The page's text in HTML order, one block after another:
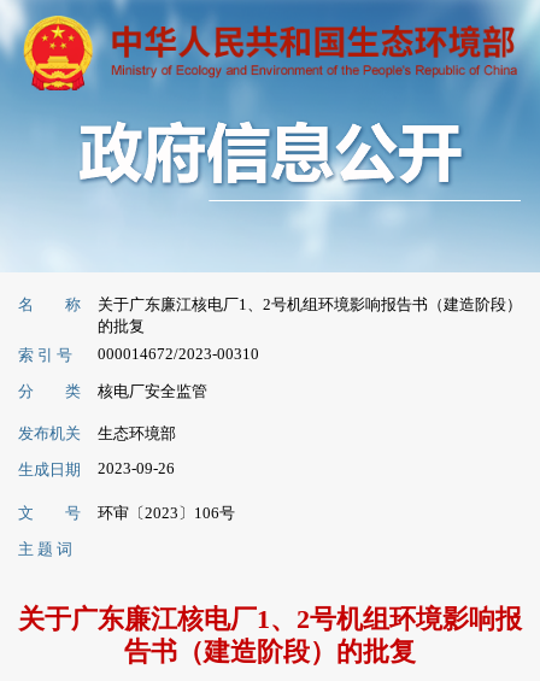
名 称
关于广东廉江核电厂1、2号机组环境影响报告书（建造阶段）
的批复
索 引 号
000014672/2023-00310
分 类 核电厂安全监管
发布机关
生态环境部
生成日期
2023-09-26
文 号
环审〔2023〕106号
主 题 词
关于广东廉江核电厂1、2号机组环境影响报
告书（建造阶段）的批复